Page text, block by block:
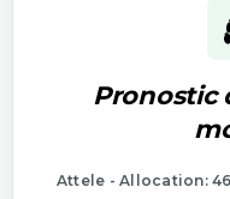
Pronostic
Attele - Allocation: